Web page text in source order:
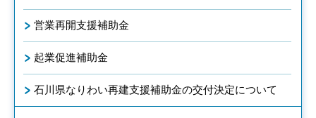
営業再開支援補助金
起業促進補助金
石川県なりわい再建支援補助金の交付決定について